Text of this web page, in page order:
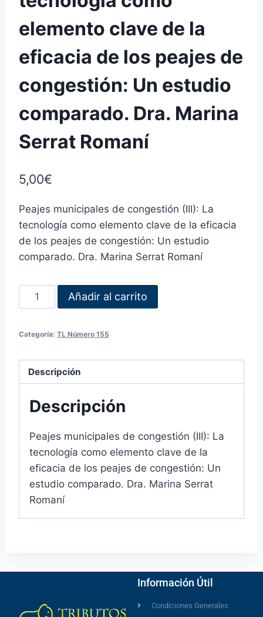
elemento clave de la
eficacia de los peajes de
congestión: Un estudio
comparado. Dra. Marina
Serrat Romaní
5,00€
Peajes municipales de congestión (III): La
tecnología como elemento clave de la eficacia
de los peajes de congestión: Un estudio
comparado. Dra. Marina Serrat Romaní
Añadir al carrito
Categoría: TL Número 155
Descripción
Descripción
Peajes municipales de congestión (III): La
tecnología como elemento clave de la
eficacia de los peajes de congestión: Un
estudio comparado. Dra. Marina Serrat
Romaní
Información Útil
Condiciones Generales